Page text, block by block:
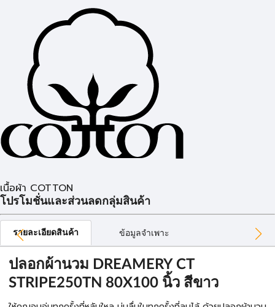
เนื้อผ้า COTTON
โปรโมชั่นและส่วนลดกลุ่มสินค้า
รายละเอียดสินค้า ข้อมูลจำเพาะ
ปลอกผ้านวม DREAMERY CT
STRIPE250TN 80X100 นิ้ว สีขาว